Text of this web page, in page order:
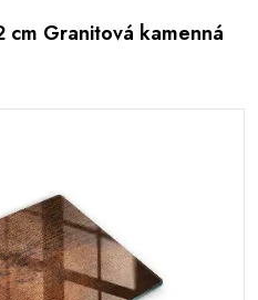
Granitová kamenná